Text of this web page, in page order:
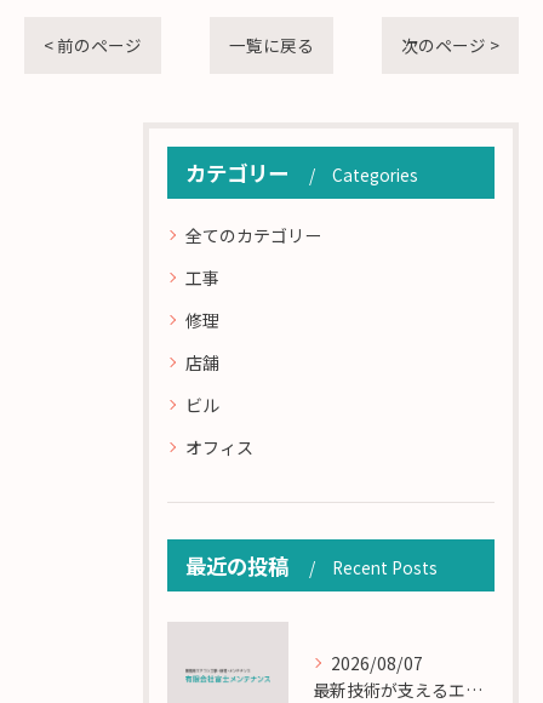
< 前のページ 一覧に戻る 次のページ >
カテゴリー Categories
全てのカテゴリー
工事
修理
店舗
ビル
オフィス
最近の投稿 Recent Posts
2026/08/07
最新技術が支えるエアコン工事の匠の技術解説